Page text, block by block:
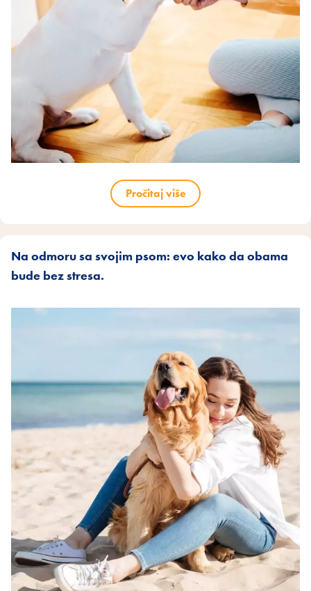
Pročitaj više
Na odmoru sa svojim psom: evo kako da obama
bude bez stresa.